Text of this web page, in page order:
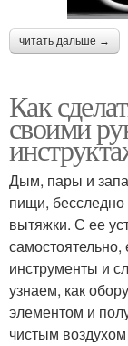
читать дальше →
Как
своими
Дым, пары и
пищи,
вытяжки. С ее
инструменты и
узнаем, как
элементом и
чистым